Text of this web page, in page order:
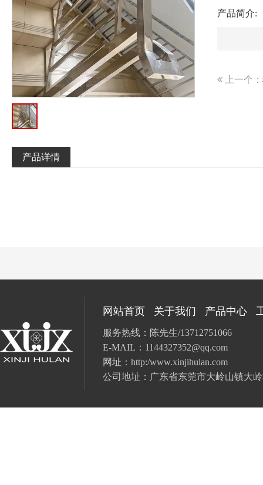
产品简介:
上一个：
产品详情
网站首页 关于我们 产品中心
服务热线：陈先生/13712751066
E-MAIL： 1144327352@qq.com
网址： http:/www.xinjihulan.com
公司地址：广东省东莞市大岭山镇大